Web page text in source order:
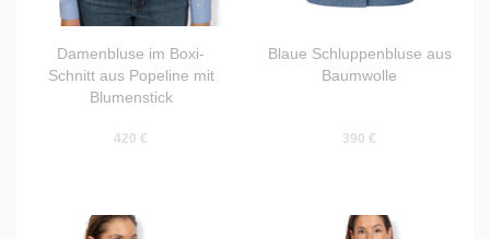
Damenbluse im Boxi-
Schnitt aus Popeline mit
Blumenstick
420 €
Blaue Schluppenbluse aus
Baumwolle
390 €